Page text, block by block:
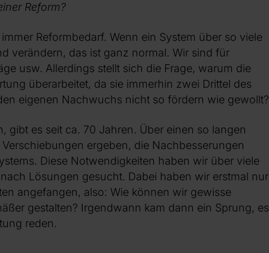
Reform?
Reformbedarf. Wenn ein System über so viele
verändern, das ist ganz normal. Wir sind für
usw. Allerdings stellt sich die Frage, warum die
überarbeitet, da sie immerhin zwei Drittel des
eigenen Nachwuchs nicht so fördern wie gewollt?
gibt es seit ca. 70 Jahren. Über einen so langen
ergeben, die Nachbesserungen
Diese Notwendigkeiten haben wir über viele
Lösungen gesucht. Dabei haben wir erstmal nur
angefangen, also: Wie können wir gewisse
gestalten? Irgendwann kam dann ein Sprung, es
reden.